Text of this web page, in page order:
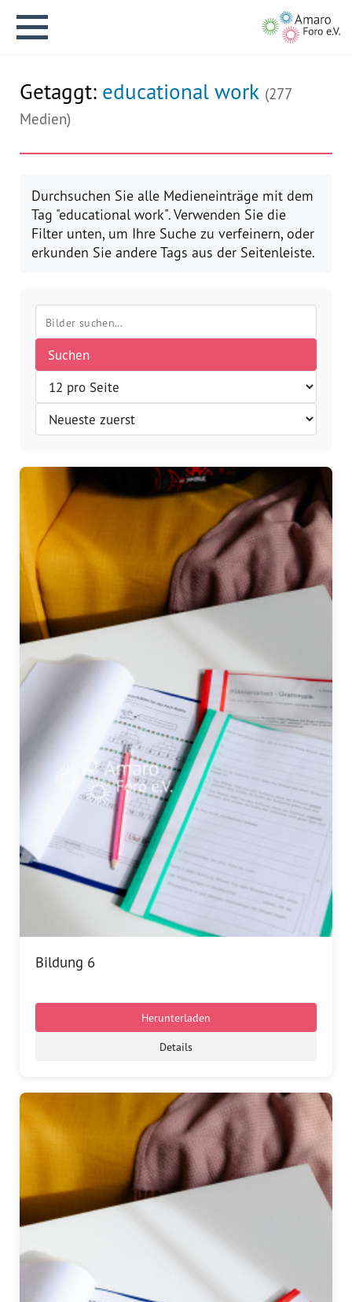
Aktuelles
Über uns
Vision
Geschichte
Vorstand
Dachorganisationen
Projekte
Anlaufstelle Nevo Foro (Neue
Stadt)
Bildungsangebote für
Leistungsbehörden und
Sozialberatungsstellen
Dokumentationsstelle
Antiziganismus – DOSTA
Internationale Jugendarbeit
Abgeschlossene Projekte
Materialien
Publikationen
Positionen
Glossar
Newsletter
Getaggt: educational work (277
Medien)
Durchsuchen Sie alle Medieneinträge mit dem
Tag "educational work". Verwenden Sie die
Filter unten, um Ihre Suche zu verfeinern, oder
erkunden Sie andere Tags aus der Seitenleiste.
Suchen
Bildung 6
Herunterladen
Details